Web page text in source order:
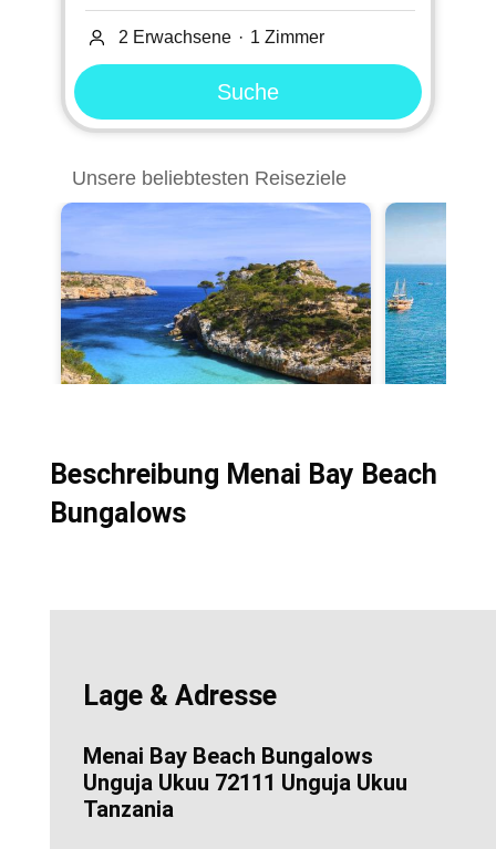
Beschreibung Menai Bay Beach
Bungalows
Lage & Adresse
Menai Bay Beach Bungalows
Unguja Ukuu 72111 Unguja Ukuu
Tanzania